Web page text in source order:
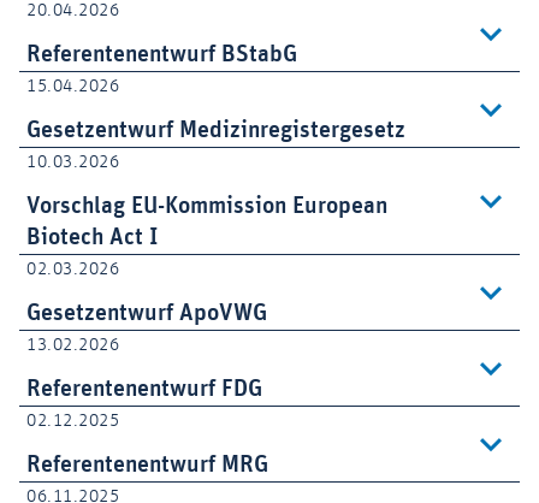
20.04.2026
Referentenentwurf BStabG
15.04.2026
Gesetzentwurf Medizinregistergesetz
10.03.2026
Vorschlag EU-Kommission European
Biotech Act I
02.03.2026
Gesetzentwurf ApoVWG
13.02.2026
Referentenentwurf FDG
02.12.2025
Referentenentwurf MRG
06.11.2025